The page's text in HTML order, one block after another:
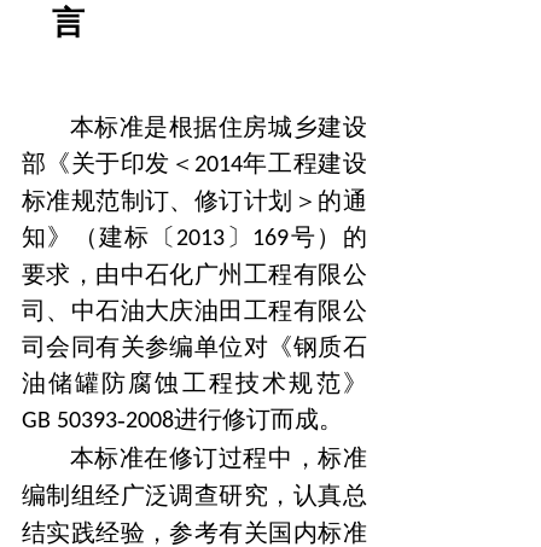
言
本标准是根据住房城乡建设
部《关于印发＜ 2014年工程建设
标准规范制订、修订计划＞的通
知》（建标〔 2013 〕 169号）的
要求，由中石化广州工程有限公
司、中石油大庆油田工程有限公
司会同有关参编单位对《钢质石
油储罐防腐蚀工程技术规范》
GB 50393-2008进行修订而成。
本标准在修订过程中，标准
编制组经广泛调查研究，认真总
结实践经验，参考有关国内标准